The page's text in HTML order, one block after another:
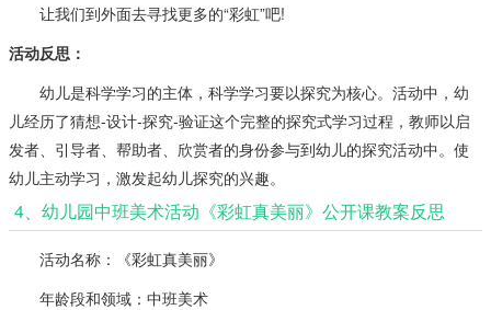
让我们到外面去寻找更多的“彩虹”吧!
活动反思：
幼儿是科学学习的主体，科学学习要以探究为核心。活动中，幼
儿经历了猜想-设计-探究-验证这个完整的探究式学习过程，教师以启
发者、引导者、帮助者、欣赏者的身份参与到幼儿的探究活动中。使
幼儿主动学习，激发起幼儿探究的兴趣。
4、幼儿园中班美术活动《彩虹真美丽》公开课教案反思
活动名称：《彩虹真美丽》
年龄段和领域：中班美术